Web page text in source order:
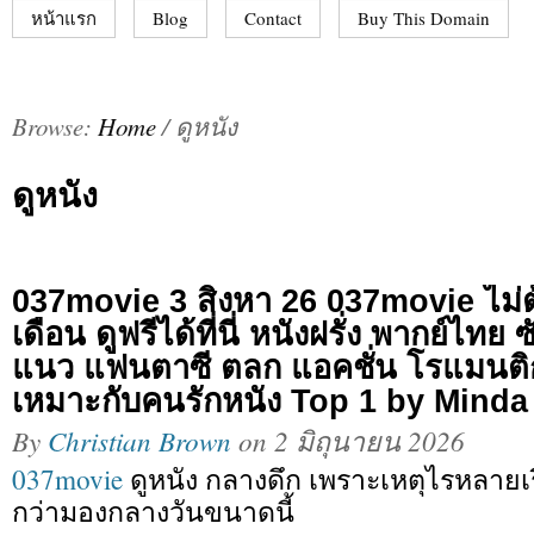
หน้าแรก Blog Contact Buy This Domain
Browse: Home/ ดูหนัง
ดูหนัง
037movie 3 สิงหา 26 037movie ไม่
เดือน ดูฟรีได้ที่นี่ หนังฝรั่ง พากย์ไทย
แนว แฟนตาซี ตลก แอคชั่น โรแมนติ
เหมาะกับคนรักหนัง Top 1 by
By Christian Brown on 2 มิถุนายน 2026
037movie ดูหนัง กลางดึก เพราะเหตุไรหลา
กว่ามองกลางวันขนาดนี้